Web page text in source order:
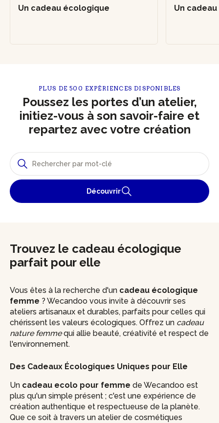
Un cadeau écologique Un
PLUS DE 500 EXPÉRIENCES DISPONIBLES
Poussez les portes d’un atelier,
initiez-vous à son savoir-faire et
repartez avec votre création
Découvrir
Trouvez le cadeau écologique
parfait pour elle
Vous êtes à la recherche d'un cadeau écologique
femme ? Wecandoo vous invite à découvrir ses
ateliers artisanaux et durables, parfaits pour celles qui
chérissent les valeurs écologiques. Offrez un cadeau
nature femmequi allie beauté, créativité et respect de
l'environnement.
Des Cadeaux Écologiques Uniques pour Elle
Un cadeau ecolo pour femme de Wecandoo est
plus qu'un simple présent ; c'est une expérience de
création authentique et respectueuse de la planète.
Que ce soit à travers un atelier de cosmétiques